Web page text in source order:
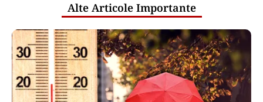
Alte Articole Importante